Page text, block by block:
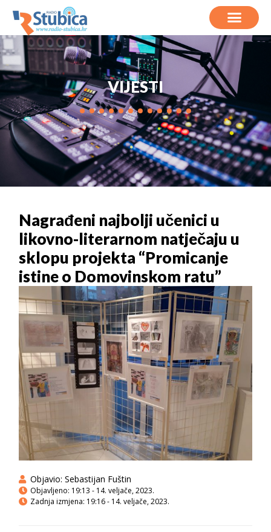
VIJESTI
Nagrađeni najbolji učenici u
likovno-literarnom natječaju u
sklopu projekta “Promicanje
istine o Domovinskom ratu”
Objavio: Sebastijan Fuštin
Objavljeno: 19:13 - 14. veljače, 2023.
Zadnja izmjena: 19:16 - 14. veljače, 2023.